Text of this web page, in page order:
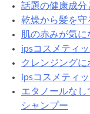
話題の健康成分
乾燥から髪を守
肌の赤みが気
ipsコスメティ
クレンジングに
ipsコスメティ
エタノールな
シャンプー